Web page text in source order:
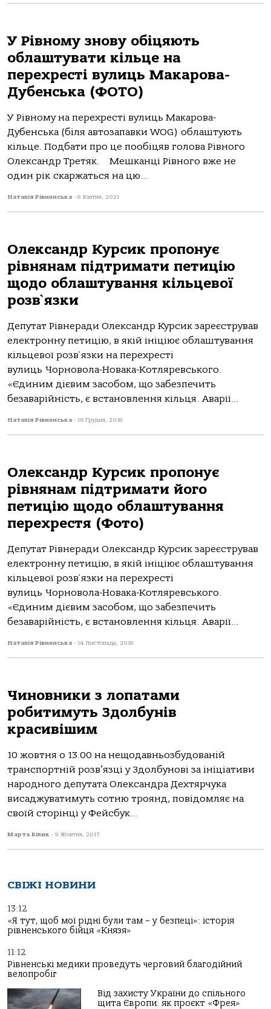
У Рівному знову обіцяють
облаштувати кільце на
перехресті вулиць Макарова-
Дубенська (ФОТО)
У Рівному на перехресті вулиць Макарова-
Дубенська (біля автозапавки WOG) облаштують
кільце. Подбати про це пообіцяв голова Рівного
Олександр Третяк. ⠀Мешканці Рівного вже не
один рік скаржаться на цю...
Наталія Рівненська - 8 Квітня, 2021
Олександр Курсик пропонує
рівнянам підтримати петицію
щодо облаштування кільцевої
розв`язки
Депутат Рівнеради Олександр Курсик зареєстрував
електронну петицію, в якій ініціює облаштування
кільцевої розв`язки на перехресті
вулиць Чорновола-Новака-Котляревського.
«Єдиним дієвим засобом, що забезпечить
безаварійність, є встановлення кільця. Аварії...
Наталія Рівненська - 16 Грудня, 2018
Олександр Курсик пропонує
рівнянам підтримати його
петицію щодо облаштування
перехрестя (Фото)
Депутат Рівнеради Олександр Курсик зареєстрував
електронну петицію, в якій ініціює облаштування
кільцевої розв`язки на перехресті
вулиць Чорновола-Новака-Котляревського.
«Єдиним дієвим засобом, що забезпечить
безаварійність, є встановлення кільця. Аварії...
Наталія Рівненська - 14 Листопада, 2018
Чиновники з лопатами
робитимуть Здолбунів
красивішим
10 жовтня о 13.00 на нещодавньозбудованій
транспортній розв’язці у Здолбунові за ініціативи
народного депутата Олександра Дехтярчука
висаджуватимуть сотню троянд, повідомляє на
своїй сторінці у Фейсбук...
Марта Білик - 9 Жовтня, 2017
СВІЖІ НОВИНИ
13:12
«Я тут, щоб мої рідні були там – у безпеці»: історія
рівненського бійця «Князя»
11:12
Рівненські медики проведуть черговий благодійний
велопробіг
Від захисту України до спільного
щита Європи: як проєкт «Фрея»